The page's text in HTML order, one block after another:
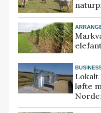
Lokalt
løfte